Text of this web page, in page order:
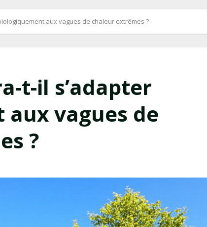
aux vagues de chaleur extrêmes ?
t-il s’adapter
vagues de
?